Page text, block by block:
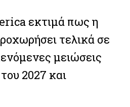
εκτιμά πως η
τελικά σε
μειώσεις
2027 και